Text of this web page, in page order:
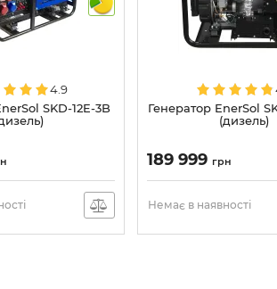
4.9
SKD-12E-3B
Генератор EnerSol
(дизель)
189 999 грн
Немає в наявності